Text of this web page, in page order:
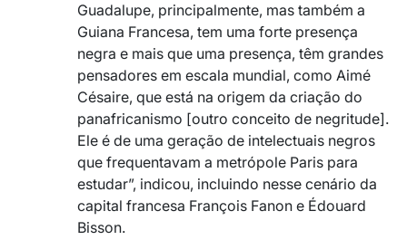
Guadalupe, principalmente, mas também a
Guiana Francesa, tem uma forte presença
negra e mais que uma presença, têm grandes
pensadores em escala mundial, como Aimé
Césaire, que está na origem da criação do
panafricanismo [outro conceito de negritude].
Ele é de uma geração de intelectuais negros
que frequentavam a metrópole Paris para
estudar”, indicou, incluindo nesse cenário da
capital francesa François Fanon e Édouard
Bisson.